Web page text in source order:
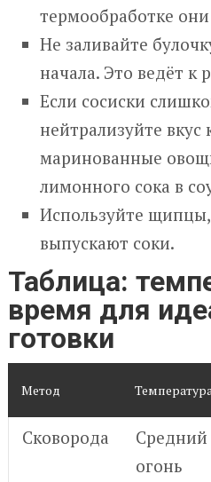
термообработке
Не заливайте
начала. Это ведёт к
Если сосиски
нейтрализуйте вкус
маринованные
лимонного сока в
Используйте
выпускают соки.
Таблица:
время для
готовки
Метод
Сковорода
Средний
огонь